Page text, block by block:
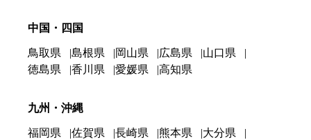
中国・四国
鳥取県 島根県 岡山県 広島県
山口県
徳島県
香川県 愛媛県 高知県
九州・沖縄
福岡県 佐賀県 長崎県 熊本県
大分県